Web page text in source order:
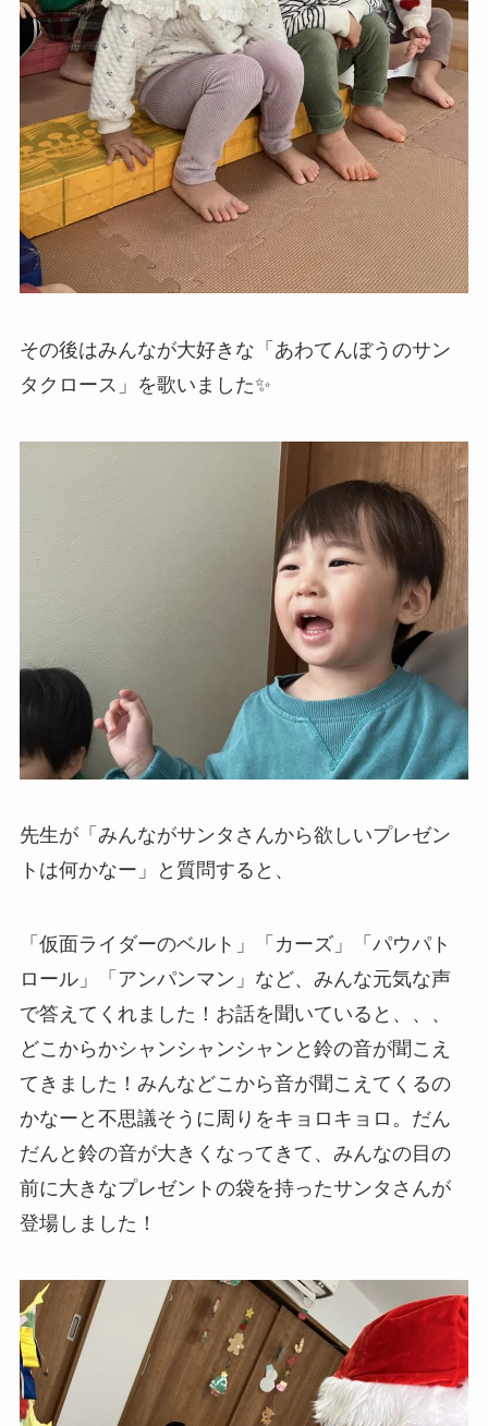
その後はみんなが大好きな「あわてんぼうのサン
タクロース」を歌いました✨
先生が「みんながサンタさんから欲しいプレゼン
トは何かなー」と質問すると、
「仮面ライダーのベルト」「カーズ」「パウパト
ロール」「アンパンマン」など、みんな元気な声
で答えてくれました！お話を聞いていると、、、
どこからかシャンシャンシャンと鈴の音が聞こえ
てきました！みんなどこから音が聞こえてくるの
かなーと不思議そうに周りをキョロキョロ。だん
だんと鈴の音が大きくなってきて、みんなの目の
前に大きなプレゼントの袋を持ったサンタさんが
登場しました！